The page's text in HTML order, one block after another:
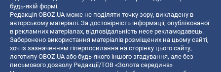
будь-якій формі.
Редакція OBOZ.UA може не поділяти точку зору, викладену в
авторському матеріалі. За достовірність інформації, опублікованої
в рекламних матеріалах, відповідальність несе рекламодавець.
Заборонено використання матеріалів розміщених на цьому сайті,
хоч із зазначенням гіперпосилання на сторінку цього сайту,
логотипу OBOZ.UA або будь-якого іншого згадування, але без
письмового дозволу Редакції/ТОВ «Золота середина»